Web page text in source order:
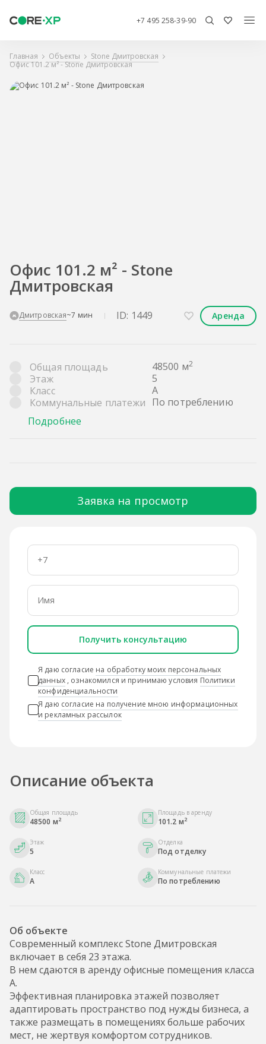
+7 495 258-39-90
Главная Объекты
Stone Дмитровская
Офис 101.2 м² - Stone Дмитровская
Офис 101.2 м² - Stone
Дмитровская
Дмитровская~7 мин ID: 1449 Аренда
Общая площадь 48500 м2
Этаж
5
Класс
A
Коммунальные платежи По потреблению
Подробнее
Заявка на просмотр
Получить консультацию
Я даю согласие на обработку моих персональных
данных, ознакомился и принимаю условия Политики
конфиденциальности
Я даю согласие на получение мною информационных
и рекламных рассылок
Описание объекта
Общая площадь
48500 м2
Площадь в аренду
101.2 м2
Этаж
5
Отделка
Под отделку
Класс
A
Коммунальные платежи
По потреблению
Об объекте
Современный комплекс Stone Дмитровская
включает в себя 23 этажа.
В нем сдаются в аренду офисные помещения класса
А.
Эффективная планировка этажей позволяет
адаптировать пространство под нужды бизнеса, а
также размещать в помещениях больше рабочих
мест, не жертвуя комфортом сотрудников.